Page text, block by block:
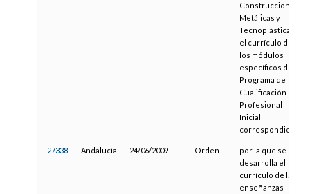
Construcciones
Metálicas y
Tecnoplásticas y
el currículo de
los módulos
específicos del
Programa de
Cualificación
Profesional
Inicial
correspondiente
27338 Andalucía 24/06/2009 Orden
por la que se
desarrolla el
currículo de las
enseñanzas